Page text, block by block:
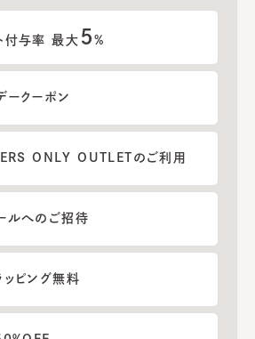
付与率 最大 5%
ークーポン
ONLY OUTLETのご利用
ルへのご招待
ッピング無料